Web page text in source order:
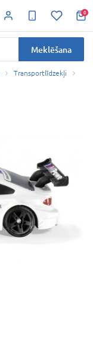
0
Meklēšana
Transportlīdzekļi